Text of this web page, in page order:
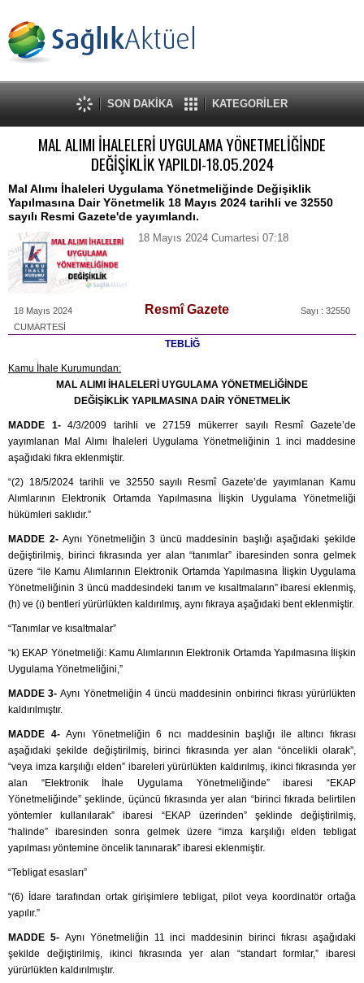
SON DAKİKA KATEGORİLER
MAL ALIMI İHALELERİ UYGULAMA YÖNETMELİĞİNDE
DEĞİŞİKLİK YAPILDI-18.05.2024
Mal Alımı İhaleleri Uygulama Yönetmeliğinde Değişiklik
Yapılmasına Dair Yönetmelik 18 Mayıs 2024 tarihli ve 32550
sayılı Resmi Gazete'de yayımlandı.
18 Mayıs 2024 Cumartesi 07:18
18 Mayıs 2024
CUMARTESİ
Resmî Gazete Sayı : 32550
TEBLİĞ
Kamu İhale Kurumundan:
MAL ALIMI İHALELERİ UYGULAMA YÖNETMELİĞİNDE
DEĞİŞİKLİK YAPILMASINA DAİR YÖNETMELİK
MADDE 1-4/3/2009 tarihli ve 27159 mükerrer sayılı Resmî Gazete’de
yayımlanan Mal Alımı İhaleleri Uygulama Yönetmeliğinin 1 inci maddesine
aşağıdaki fıkra eklenmiştir.
“(2) 18/5/2024 tarihli ve 32550 sayılı Resmî Gazete’de yayımlanan Kamu
Alımlarının Elektronik Ortamda Yapılmasına İlişkin Uygulama Yönetmeliği
hükümleri saklıdır.”
MADDE 2-Aynı Yönetmeliğin 3 üncü maddesinin başlığı aşağıdaki şekilde
değiştirilmiş, birinci fıkrasında yer alan “tanımlar” ibaresinden sonra gelmek
üzere “ile Kamu Alımlarının Elektronik Ortamda Yapılmasına İlişkin Uygulama
Yönetmeliğinin 3 üncü maddesindeki tanım ve kısaltmaların” ibaresi eklenmiş,
(h) ve (ı) bentleri yürürlükten kaldırılmış, aynı fıkraya aşağıdaki bent eklenmiştir.
“Tanımlar ve kısaltmalar”
“k) EKAP Yönetmeliği: Kamu Alımlarının Elektronik Ortamda Yapılmasına İlişkin
Uygulama Yönetmeliğini,”
MADDE 3-Aynı Yönetmeliğin 4 üncü maddesinin onbirinci fıkrası yürürlükten
kaldırılmıştır.
MADDE 4-Aynı Yönetmeliğin 6 ncı maddesinin başlığı ile altıncı fıkrası
aşağıdaki şekilde değiştirilmiş, birinci fıkrasında yer alan “öncelikli olarak”,
“veya imza karşılığı elden” ibareleri yürürlükten kaldırılmış, ikinci fıkrasında yer
alan “Elektronik İhale Uygulama Yönetmeliğinde” ibaresi “EKAP
Yönetmeliğinde” şeklinde, üçüncü fıkrasında yer alan “birinci fıkrada belirtilen
yöntemler kullanılarak” ibaresi “EKAP üzerinden” şeklinde değiştirilmiş,
“halinde” ibaresinden sonra gelmek üzere “imza karşılığı elden tebligat
yapılması yöntemine öncelik tanınarak” ibaresi eklenmiştir.
“Tebligat esasları”
“(6) İdare tarafından ortak girişimlere tebligat, pilot veya koordinatör ortağa
yapılır.”
MADDE 5- Aynı Yönetmeliğin 11 inci maddesinin birinci fıkrası aşağıdaki
şekilde değiştirilmiş, ikinci fıkrasında yer alan “standart formlar,” ibaresi
yürürlükten kaldırılmıştır.